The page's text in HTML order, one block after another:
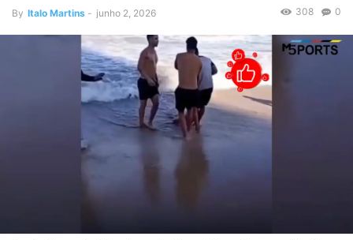
By Italo Martins - junho 2, 2026 0
308